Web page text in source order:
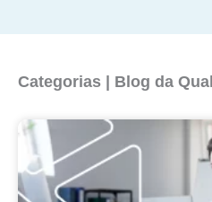
Categorias | Blog da